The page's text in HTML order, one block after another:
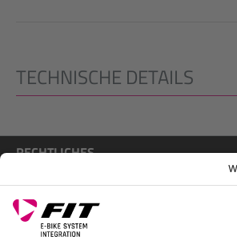
TECHNISCHE DETAILS
RECHTLICHES
SERVICES